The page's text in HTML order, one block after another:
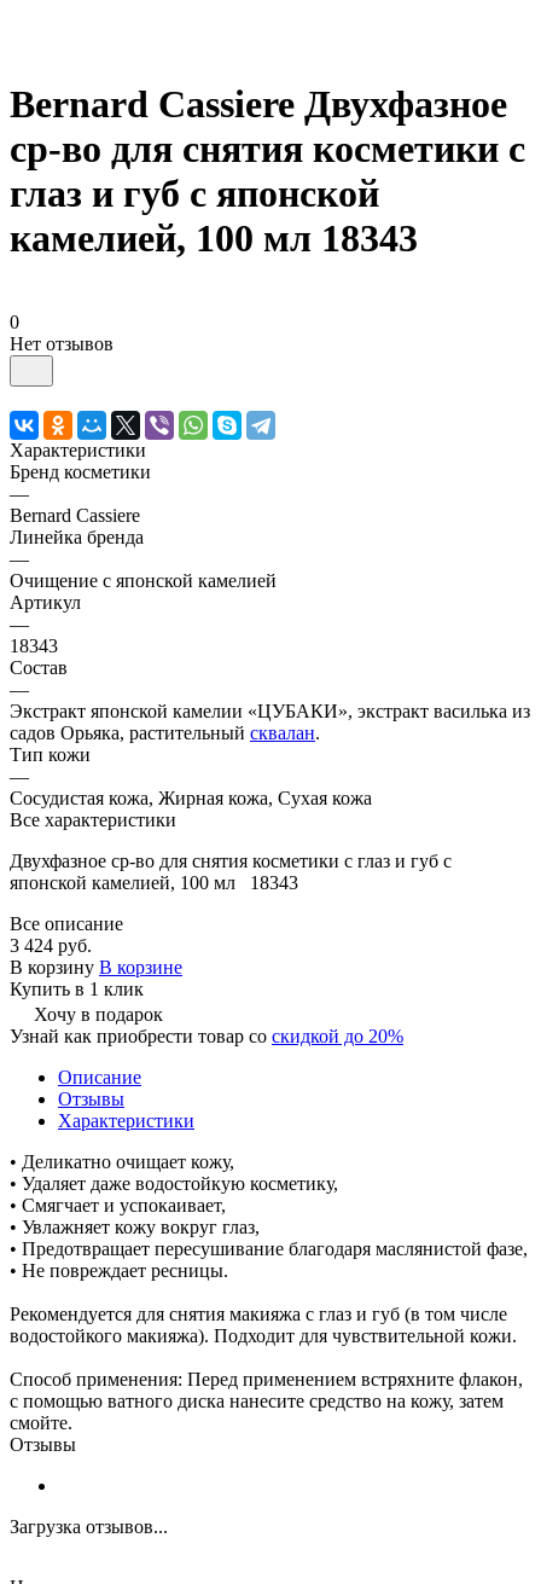
Bernard Cassiere Двухфазное
ср-во для снятия косметики с
глаз и губ с японской
камелией, 100 мл 18343
0
Нет отзывов
Характеристики
Бренд косметики
—
Bernard Cassiere
Линейка бренда
—
Очищение с японской камелией
Артикул
—
18343
Состав
—
Экстракт японской камелии «ЦУБАКИ», экстракт василька из
садов Орьяка, растительный сквалан.
Тип кожи
—
Сосудистая кожа, Жирная кожа, Сухая кожа
Все характеристики
Двухфазное ср-во для снятия косметики с глаз и губ с
японской камелией, 100 мл 18343
Все описание
3 424 руб.
В корзину В корзине
Купить в 1 клик
Хочу в подарок
Узнай как приобрести товар со скидкой до 20%
Описание
Отзывы
Характеристики
• Деликатно очищает кожу,
• Удаляет даже водостойкую косметику,
• Смягчает и успокаивает,
• Увлажняет кожу вокруг глаз,
• Предотвращает пересушивание благодаря маслянистой фазе,
• Не повреждает ресницы.
Рекомендуется для снятия макияжа с глаз и губ (в том числе
водостойкого макияжа). Подходит для чувствительной кожи.
Способ применения: Перед применением встряхните флакон,
с помощью ватного диска нанесите средство на кожу, затем
смойте.
Отзывы
Загрузка отзывов...